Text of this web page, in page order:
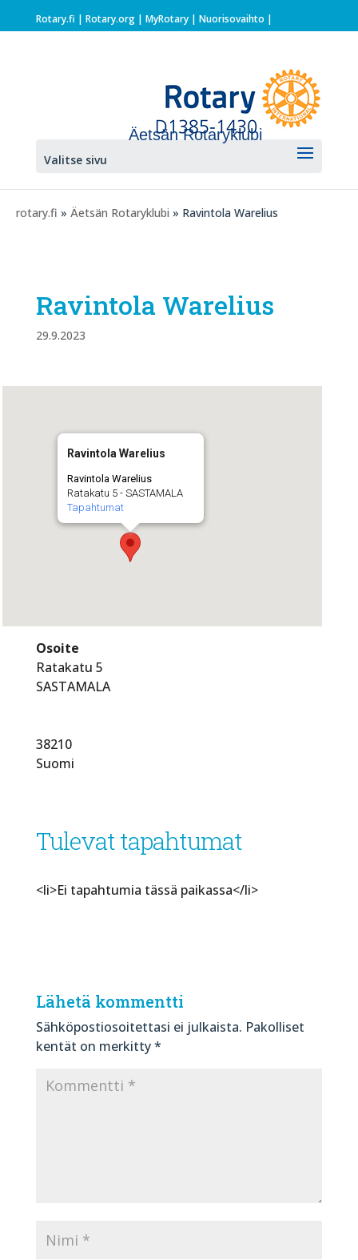
Rotary.fi | Rotary.org| MyRotary | Nuorisovaihto |
Äetsän Rotaryklubi
Valitse sivu
rotary.fi » Äetsän Rotaryklubi » Ravintola Warelius
Ravintola Warelius
29.9.2023
Ravintola Warelius
Ravintola Warelius
Ratakatu 5 - SASTAMALA
Tapahtumat
Osoite
Ratakatu 5
SASTAMALA
38210
Suomi
Tulevat tapahtumat
<li>Ei tapahtumia tässä paikassa</li>
Lähetä kommentti
Sähköpostiosoitettasi ei julkaista. Pakolliset
kentät on merkitty*